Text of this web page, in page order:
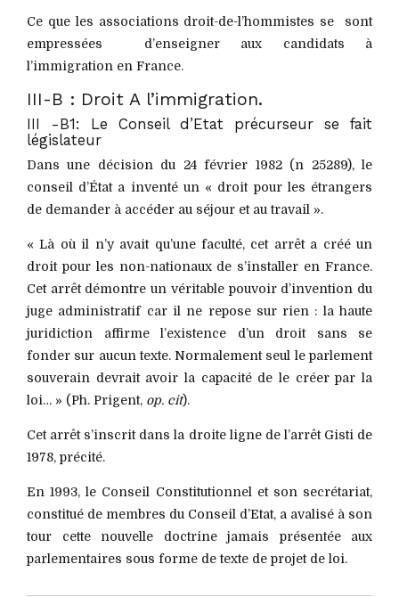
Ce que les associations droit-de-l’hommistes se sont
empressées d’enseigner aux candidats à
l’immigration en France.
III-B : Droit A l’immigration.
III -B1: Le Conseil d’Etat précurseur se fait
législateur
Dans une décision du 24 février 1982 (n 25289), le
conseil d’État a inventé un « droit pour les étrangers
de demander à accéder au séjour et au travail ».
« Là où il n’y avait qu’une faculté, cet arrêt a créé un
droit pour les non-nationaux de s’installer en France.
Cet arrêt démontre un véritable pouvoir d’invention du
juge administratif car il ne repose sur rien : la haute
juridiction affirme l’existence d’un droit sans se
fonder sur aucun texte. Normalement seul le parlement
souverain devrait avoir la capacité de le créer par la
loi… » (Ph. Prigent, op. cit).
Cet arrêt s’inscrit dans la droite ligne de l’arrêt Gisti de
1978, précité.
En 1993, le Conseil Constitutionnel et son secrétariat,
constitué de membres du Conseil d’Etat, a avalisé à son
tour cette nouvelle doctrine jamais présentée aux
parlementaires sous forme de texte de projet de loi.